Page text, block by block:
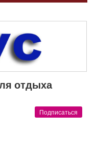
Услуги
Компании
Проекты
отдыха
Подписаться